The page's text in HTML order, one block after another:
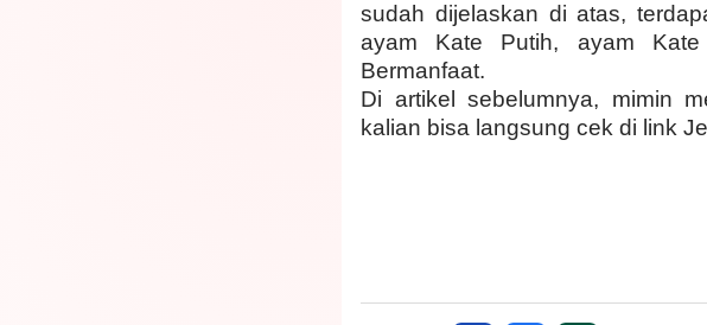
sudah dijelaskan di atas,
ayam Kate Putih, ayam
Bermanfaat.
Di artikel sebelumnya, mimin
kalian bisa langsung cek di link